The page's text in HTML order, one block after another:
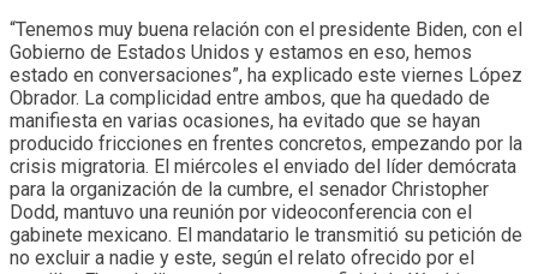
“Tenemos muy buena relación con el presidente Biden, con el
Gobierno de Estados Unidos y estamos en eso, hemos
estado en conversaciones”, ha explicado este viernes López
Obrador. La complicidad entre ambos, que ha quedado de
manifiesta en varias ocasiones, ha evitado que se hayan
producido fricciones en frentes concretos, empezando por la
crisis migratoria. El miércoles el enviado del líder demócrata
para la organización de la cumbre, el senador Christopher
Dodd, mantuvo una reunión por videoconferencia con el
gabinete mexicano. El mandatario le transmitió su petición de
no excluir a nadie y este, según el relato ofrecido por el